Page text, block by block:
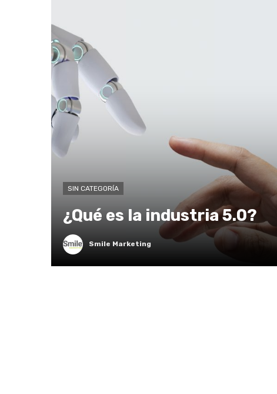
SIN CATEGORÍA
¿Qué es la industria 5.0?
Smile Marketing